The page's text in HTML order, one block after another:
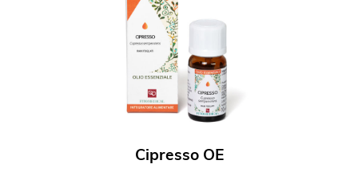
Cipresso OE